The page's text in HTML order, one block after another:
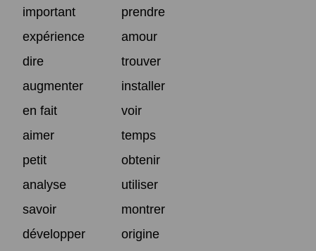
important
prendre
expérience
amour
dire
trouver
augmenter
installer
en fait
voir
aimer
temps
petit
obtenir
analyse
utiliser
savoir
montrer
développer
origine